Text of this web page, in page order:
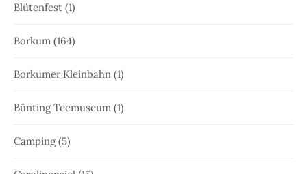
Blütenfest (1)
Borkum (164)
Borkumer Kleinbahn (1)
Bünting Teemuseum (1)
Camping(5)